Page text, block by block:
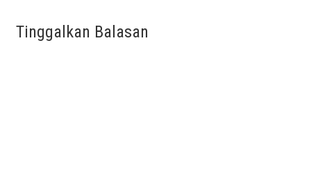
Tinggalkan Balasan